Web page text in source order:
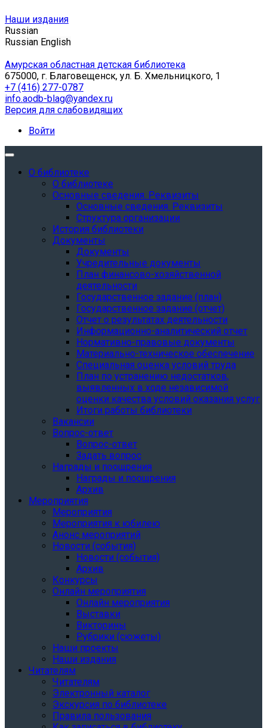
Наши издания
Russian
Russian English
Амурская областная детская библиотека
675000, г. Благовещенск, ул. Б. Хмельницкого, 1
+7 (416) 277-0787
info.aodb-blag@yandex.ru
Версия для слабовидящих
Войти
О библиотеке
О библиотеке
Основные сведения. Реквизиты
Основные сведения. Реквизиты
Структура организации
История библиотеки
Документы
Документы
Учредительные документы
План финансово-хозяйственной
деятельности
Государственное задание (план)
Государственное задание (отчет)
Отчет о результатах деятельности
Информационно-аналитический отчет
Нормативно-правовые документы
Материально-техническое обеспечение
Специальная оценка условий труда
План по устранению недостатков,
выявленных в ходе независимой
оценки качества условий оказания услуг
Итоги работы библиотеки
Вакансии
Вопрос-ответ
Вопрос-ответ
Задать вопрос
Награды и поощрения
Награды и поощрения
Архив
Мероприятия
Мероприятия
Мероприятия к юбилею
Анонс мероприятий
Новости (события)
Новости (события)
Архив
Конкурсы
Онлайн мероприятия
Онлайн мероприятия
Выставки
Викторины
Рубрики (сюжеты)
Наши проекты
Наши издания
Читателям
Читателям
Электронный каталог
Экскурсия по библиотеке
Правила пользования